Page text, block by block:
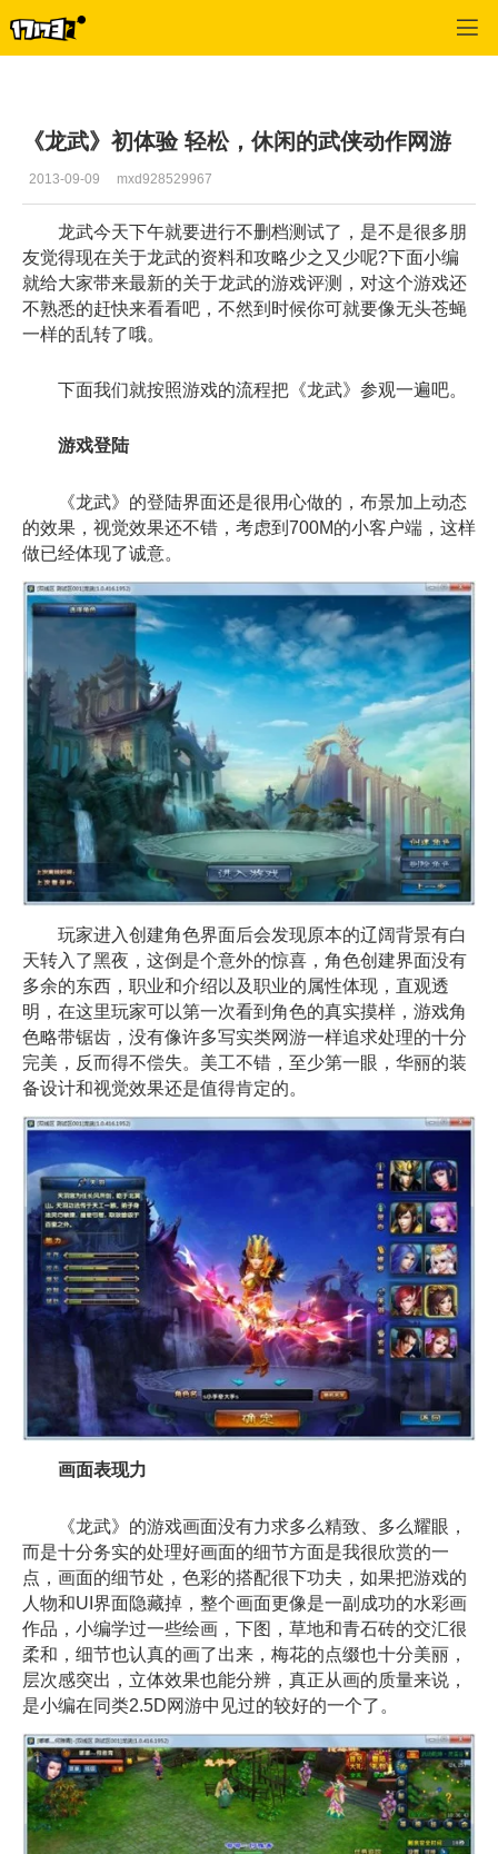
《龙武》初体验 轻松，休闲的武侠动作网游
2013-09-09 mxd928529967
龙武今天下午就要进行不删档测试了，是不是很多朋
友觉得现在关于龙武的资料和攻略少之又少呢?下面小编
就给大家带来最新的关于龙武的游戏评测，对这个游戏还
不熟悉的赶快来看看吧，不然到时候你可就要像无头苍蝇
一样的乱转了哦。
下面我们就按照游戏的流程把《龙武》参观一遍吧。
游戏登陆
《龙武》的登陆界面还是很用心做的，布景加上动态
的效果，视觉效果还不错，考虑到700M的小客户端，这样
做已经体现了诚意。
玩家进入创建角色界面后会发现原本的辽阔背景有白
天转入了黑夜，这倒是个意外的惊喜，角色创建界面没有
多余的东西，职业和介绍以及职业的属性体现，直观透
明，在这里玩家可以第一次看到角色的真实摸样，游戏角
色略带锯齿，没有像许多写实类网游一样追求处理的十分
完美，反而得不偿失。美工不错，至少第一眼，华丽的装
备设计和视觉效果还是值得肯定的。
画面表现力
《龙武》的游戏画面没有力求多么精致、多么耀眼，
而是十分务实的处理好画面的细节方面是我很欣赏的一
点，画面的细节处，色彩的搭配很下功夫，如果把游戏的
人物和UI界面隐藏掉，整个画面更像是一副成功的水彩画
作品，小编学过一些绘画，下图，草地和青石砖的交汇很
柔和，细节也认真的画了出来，梅花的点缀也十分美丽，
层次感突出，立体效果也能分辨，真正从画的质量来说，
是小编在同类2.5D网游中见过的较好的一个了。